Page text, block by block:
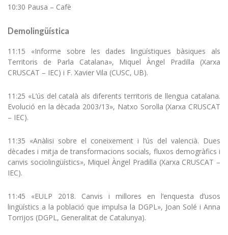
10:30 Pausa – Cafè
Demolingüística
11:15 «Informe sobre les dades lingüístiques bàsiques als
Territoris de Parla Catalana», Miquel Àngel Pradilla (Xarxa
CRUSCAT – IEC) i F. Xavier Vila (CUSC, UB).
11:25 «L’ús del català als diferents territoris de llengua catalana.
Evolució en la dècada 2003/13», Natxo Sorolla (Xarxa CRUSCAT
– IEC).
11:35 «Anàlisi sobre el coneixement i l’ús del valencià. Dues
dècades i mitja de transformacions socials, fluxos demogràfics i
canvis sociolingüístics», Miquel Àngel Pradilla (Xarxa CRUSCAT –
IEC).
11:45 «EULP 2018. Canvis i millores en l’enquesta d’usos
lingüístics a la població que impulsa la DGPL», Joan Solé i Anna
Torrijos (DGPL, Generalitat de Catalunya).